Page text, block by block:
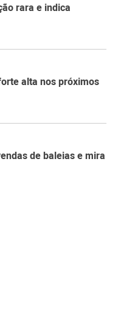
rara e indica
alta nos próximos
de baleias e mira